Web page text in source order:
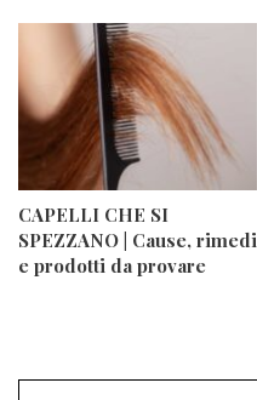
CAPELLI CHE SI
SPEZZANO | Cause, rimedi
e prodotti da provare